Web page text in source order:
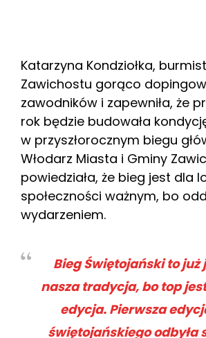
Katarzyna Kondziołka,
Zawichostu gorąco
zawodników i zapewniła, że
rok będzie budowała
w przyszłorocznym biegu
Włodarz Miasta i Gminy
powiedziała, że bieg jest dla
społeczności ważnym, bo
wydarzeniem.
Bieg Świętojański to już
nasza tradycja, bo top
edycja. Pierwsza
świętojańskiego odbyła